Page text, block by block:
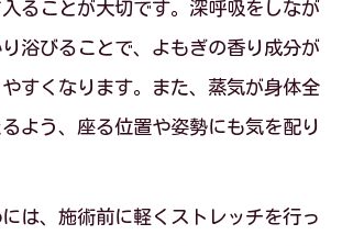
ることが大切です。深呼吸をしなが
浴びることで、よもぎの香り成分が
すくなります。また、蒸気が身体全
よう、座る位置や姿勢にも気を配り
は、施術前に軽くストレッチを行っ